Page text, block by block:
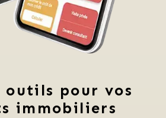
outils pour vos
immobiliers